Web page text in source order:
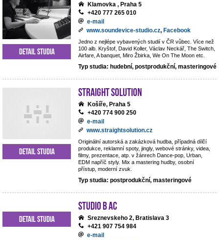
Klamovka , Praha 5
+420 777 265 010
e-mail
www.soundevice-studio.cz, Facebook
Jedno z nejlépe vybavených studií v ČR vůbec. Více než
100 alb. Kryštof, David Koller, Václav Neckář, The Switch,
Airfare, A banquet, Miro Žbirka, We On The Moon etc.
Typ studia: hudební, postprodukční, masteringové
Detail studia
Straight Solution
Košíře, Praha 5
+420 774 900 250
e-mail
www.straightsolution.cz
Originální autorská a zakázková hudba, případná dílčí
produkce, reklamní spoty, jingly, webové stránky, videa,
filmy, prezentace, atp. v žánrech Dance-pop, Urban,
EDM napříč styly. Mix a mastering hudby, osobní
přístup, moderní zvuk.
Typ studia: postprodukční, masteringové
Detail studia
Studio B AC
Sreznevskeho 2, Bratislava 3
+421 907 754 984
e-mail
Detail studia